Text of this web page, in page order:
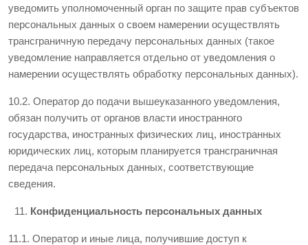
уведомить уполномоченный орган по защите прав субъектов
персональных данных о своем намерении осуществлять
трансграничную передачу персональных данных (такое
уведомление направляется отдельно от уведомления о
намерении осуществлять обработку персональных данных).
10.2. Оператор до подачи вышеуказанного уведомления,
обязан получить от органов власти иностранного
государства, иностранных физических лиц, иностранных
юридических лиц, которым планируется трансграничная
передача персональных данных, соответствующие
сведения.
Конфиденциальность персональных данных
11.1. Оператор и иные лица, получившие доступ к